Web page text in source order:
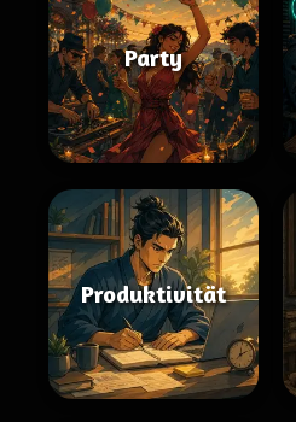
Party
Produktivität